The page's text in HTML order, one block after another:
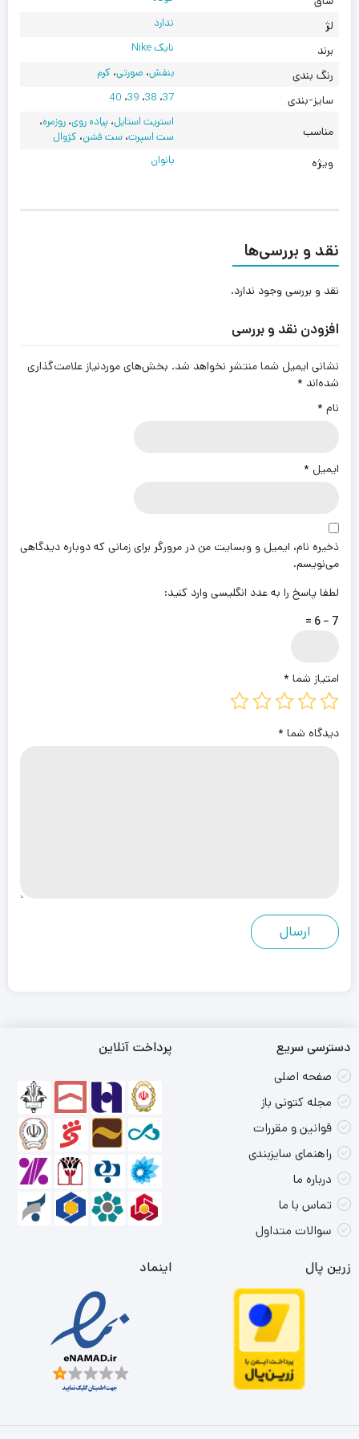
لژ ندارد
برند نایک Nike
رنگ بندی بنفش، صورتی، کرم
سایز-بندی 37، 38، 39، 40
مناسب
استریت استایل،پیاده روی،روزمره،
ست اسپرت،ست فشن، کژوال
ویژه بانوان
نقد و بررسی‌ها
نقد و بررسی وجود ندارد.
افزودن نقد و بررسی
نشانی ایمیل شما منتشر نخواهد شد. بخش‌های موردنیاز علامت‌گذاری
شده‌اند *
نام *
ایمیل *
ذخیره نام، ایمیل و وبسایت من در مرورگر برای زمانی که دوباره دیدگاهی
می‌نویسم.
لطفا پاسخ را به عدد انگلیسی وارد کنید:
7 − 6 =
امتیاز شما *
دیدگاه شما *
دسترسی سریع
صفحه اصلی
مجله کتونی باز
قوانین و مقررات
راهنمای سایزبندی
درباره ما
تماس با ما
سوالات متداول
پرداخت آنلاین
زرین پال اینماد